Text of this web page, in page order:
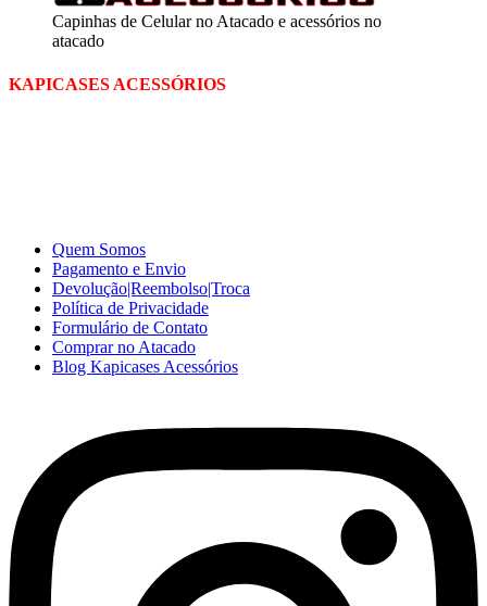
Capinhas de Celular no Atacado e acessórios no
atacado
KAPICASES ACESSÓRIOS
Quem Somos
Pagamento e Envio
Devolução|Reembolso|Troca
Política de Privacidade
Formulário de Contato
Comprar no Atacado
Blog Kapicases Acessórios